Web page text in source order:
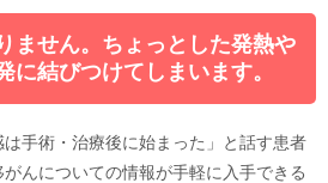
ません。ちょっとした発熱や
に結びつけてしまいます。
は手術・治療後に始まった」と話す患者
んについての情報が手軽に入手できる